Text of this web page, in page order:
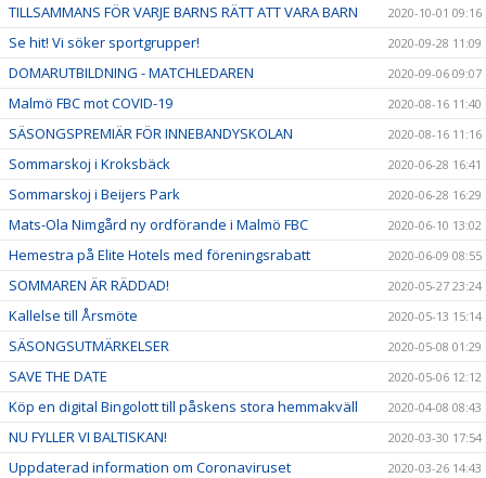
TILLSAMMANS FÖR VARJE BARNS RÄTT ATT VARA BARN 2020-10-01 09:16
Se hit! Vi söker sportgrupper! 2020-09-28 11:09
DOMARUTBILDNING - MATCHLEDAREN 2020-09-06 09:07
Malmö FBC mot COVID-19 2020-08-16 11:40
SÄSONGSPREMIÄR FÖR INNEBANDYSKOLAN 2020-08-16 11:16
Sommarskoj i Kroksbäck 2020-06-28 16:41
Sommarskoj i Beijers Park 2020-06-28 16:29
Mats-Ola Nimgård ny ordförande i Malmö FBC 2020-06-10 13:02
Hemestra på Elite Hotels med föreningsrabatt 2020-06-09 08:55
SOMMAREN ÄR RÄDDAD! 2020-05-27 23:24
Kallelse till Årsmöte 2020-05-13 15:14
SÄSONGSUTMÄRKELSER 2020-05-08 01:29
SAVE THE DATE 2020-05-06 12:12
Köp en digital Bingolott till påskens stora hemmakväll 2020-04-08 08:43
NU FYLLER VI BALTISKAN! 2020-03-30 17:54
Uppdaterad information om Coronaviruset 2020-03-26 14:43